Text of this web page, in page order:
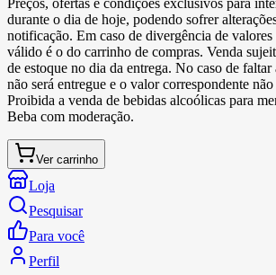
durante o dia de hoje, podendo sofrer
notificação. Em caso de divergência de
válido é o do carrinho de compras. Venda
de estoque no dia da entrega. No caso de
não será entregue e o valor correspondente
Proibida a venda de bebidas alcoólicas para
Beba com moderação.
Ver carrinho
Loja
Pesquisar
Para você
Perfil